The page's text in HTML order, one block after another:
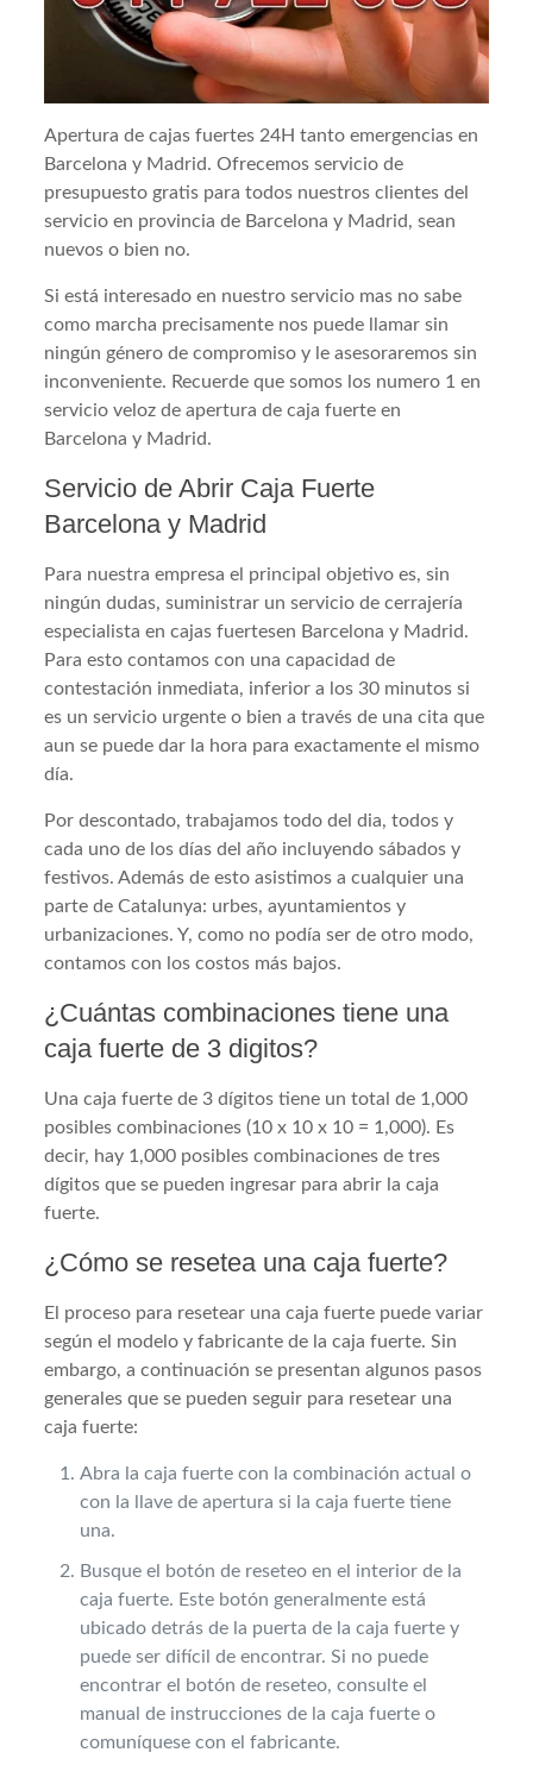
Apertura de cajas fuertes 24H tanto emergencias en
Barcelona y Madrid. Ofrecemos servicio de
presupuesto gratis para todos nuestros clientes del
servicio en provincia de Barcelona y Madrid, sean
nuevos o bien no.
Si está interesado en nuestro servicio mas no sabe
como marcha precisamente nos puede llamar sin
ningún género de compromiso y le asesoraremos sin
inconveniente. Recuerde que somos los numero 1 en
servicio veloz de apertura de caja fuerte en
Barcelona y Madrid.
Servicio de Abrir Caja Fuerte
Barcelona y Madrid
Para nuestra empresa el principal objetivo es, sin
ningún dudas, suministrar un servicio de cerrajería
especialista en cajas fuertesen Barcelona y Madrid.
Para esto contamos con una capacidad de
contestación inmediata, inferior a los 30 minutos si
es un servicio urgente o bien a través de una cita que
aun se puede dar la hora para exactamente el mismo
día.
Por descontado, trabajamos todo del dia, todos y
cada uno de los días del año incluyendo sábados y
festivos. Además de esto asistimos a cualquier una
parte de Catalunya: urbes, ayuntamientos y
urbanizaciones. Y, como no podía ser de otro modo,
contamos con los costos más bajos.
¿Cuántas combinaciones tiene una
caja fuerte de 3 digitos?
Una caja fuerte de 3 dígitos tiene un total de 1,000
posibles combinaciones (10 x 10 x 10 = 1,000). Es
decir, hay 1,000 posibles combinaciones de tres
dígitos que se pueden ingresar para abrir la caja
fuerte.
¿Cómo se resetea una caja fuerte?
El proceso para resetear una caja fuerte puede variar
según el modelo y fabricante de la caja fuerte. Sin
embargo, a continuación se presentan algunos pasos
generales que se pueden seguir para resetear una
caja fuerte:
Abra la caja fuerte con la combinación actual o
con la llave de apertura si la caja fuerte tiene
una.
Busque el botón de reseteo en el interior de la
caja fuerte. Este botón generalmente está
ubicado detrás de la puerta de la caja fuerte y
puede ser difícil de encontrar. Si no puede
encontrar el botón de reseteo, consulte el
manual de instrucciones de la caja fuerte o
comuníquese con el fabricante.